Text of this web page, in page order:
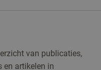
van publicaties,
en artikelen in